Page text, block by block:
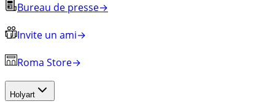
Bureau de presse→
Invite un ami→
Roma Store→
Holyart